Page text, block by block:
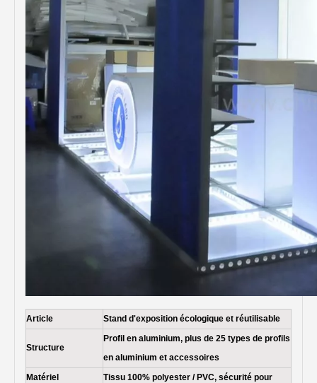
Article Stand d'exposition écologique et réutilisable
Structure
Profil en aluminium, plus de 25 types de profils
en aluminium et accessoires
Matériel
Tissu 100% polyester / PVC, sécurité pour